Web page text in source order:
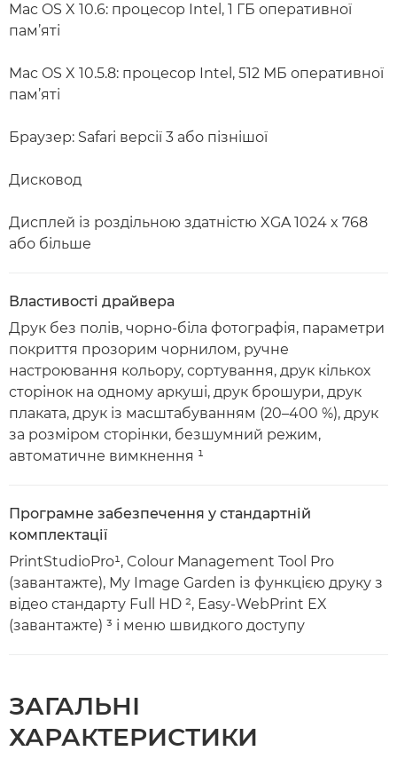
Mac OS X 10.6: процесор Intel, 1 ГБ оперативної
пам’яті
Mac OS X 10.5.8: процесор Intel, 512 МБ оперативної
пам’яті
Браузер: Safari версії 3 або пізнішої
Дисковод
Дисплей із роздільною здатністю XGA 1024 x 768
або більше
Властивості драйвера
Друк без полів, чорно-біла фотографія, параметри
покриття прозорим чорнилом, ручне
настроювання кольору, сортування, друк кількох
сторінок на одному аркуші, друк брошури, друк
плаката, друк із масштабуванням (20–400 %), друк
за розміром сторінки, безшумний режим,
автоматичне вимкнення ¹
Програмне забезпечення у стандартній
комплектації
PrintStudioPro¹, Colour Management Tool Pro
(завантажте), My Image Garden із функцією друку з
відео стандарту Full HD ², Easy-WebPrint EX
(завантажте) ³ і меню швидкого доступу
ЗАГАЛЬНІ
ХАРАКТЕРИСТИКИ